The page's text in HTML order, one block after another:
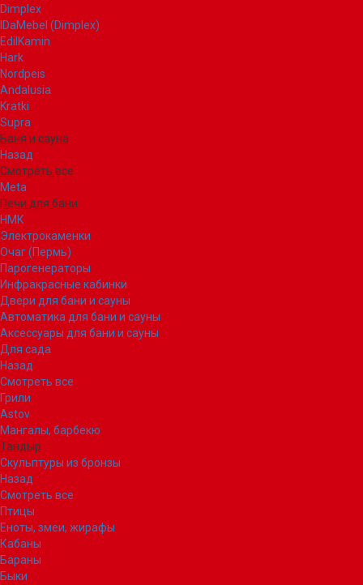
Dimplex
IDaMebel (Dimplex)
EdilKamin
Hark
Nordpeis
Andalusia
Kratki
Supra
Баня и сауна
Назад
Смотреть все
Meta
Печи для бани
НМК
Электрокаменки
Очаг (Пермь)
Парогенераторы
Инфракрасные кабинки
Двери для бани и сауны
Автоматика для бани и сауны
Аксессуары для бани и сауны
Для сада
Назад
Смотреть все
Грили
Astov
Мангалы, барбекю
Тандыр
Скульптуры из бронзы
Назад
Смотреть все
Птицы
Еноты, змеи, жирафы
Кабаны
Бараны
Быки